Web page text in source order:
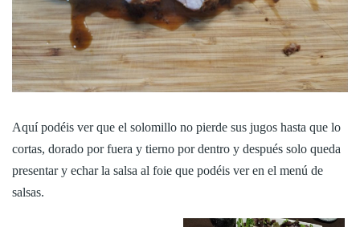
Aquí podéis ver que el solomillo no pierde sus jugos hasta que lo
cortas, dorado por fuera y tierno por dentro y después solo queda
presentar y echar la salsa al foie que podéis ver en el menú de
salsas.